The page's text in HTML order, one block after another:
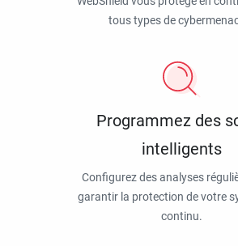
tous types de
Programmez des
intelligents
Configurez des analyses
garantir la protection de votre
continu.